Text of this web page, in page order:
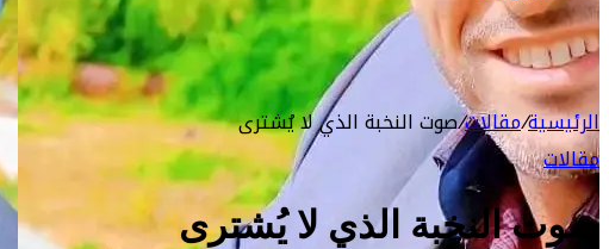
الرئيسية/مقالات/صوت النخبة الذي لا يُشترى
مقالات
صوت النخبة الذي لا يُشترى